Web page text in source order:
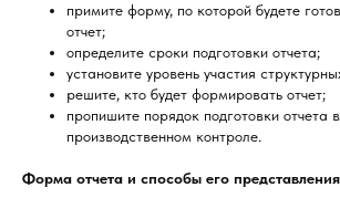
примите форму, по которой будете
отчет;
определите сроки подготовки отчета;
установите уровень участия
решите, кто будет формировать отчет;
пропишите порядок подготовки отчета
производственном контроле.
Форма отчета и способы его